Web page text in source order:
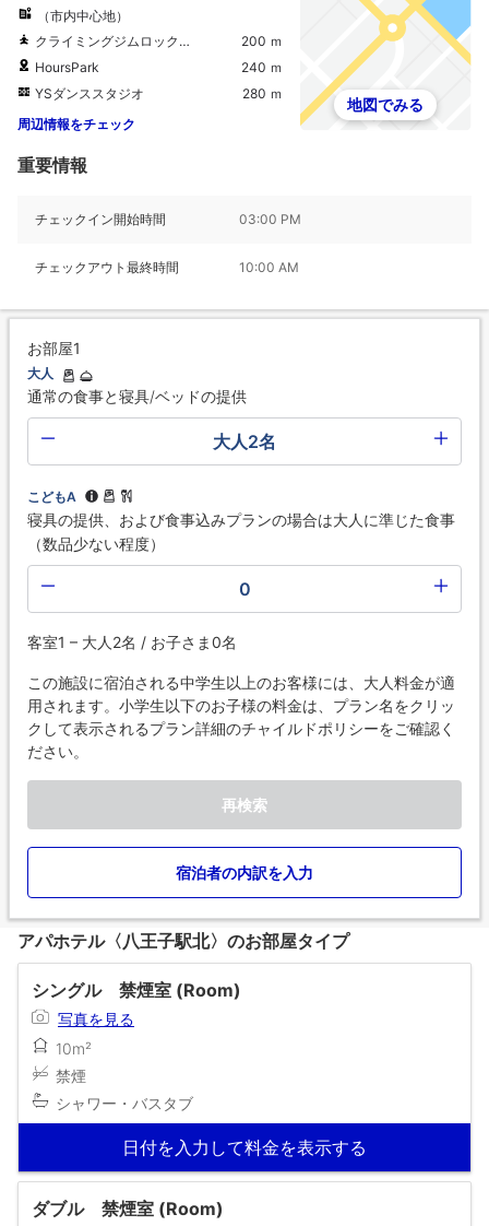
（市内中心地）
クライミングジムロックビーンズ
200 ｍ
HoursPark
240 ｍ
YSダンススタジオ
280 ｍ
周辺情報をチェック
地図でみる
重要情報
チェックイン開始時間 03:00 PM
チェックアウト最終時間 10:00 AM
お部屋1
大人
通常の食事と寝具/ベッドの提供
大人2名
こどもA
寝具の提供、および食事込みプランの場合は大人に準じた食事
（数品少ない程度）
0
客室1 – 大人2名 / お子さま0名
この施設に宿泊される中学生以上のお客様には、大人料金が適
用されます。小学生以下のお子様の料金は、プラン名をクリッ
クして表示されるプラン詳細のチャイルドポリシーをご確認く
ださい。
再検索
宿泊者の内訳を入力
アパホテル〈八王子駅北〉のお部屋タイプ
シングル 禁煙室 (Room)
写真を見る
10m²
禁煙
シャワー・バスタブ
日付を入力して料金を表示する
ダブル 禁煙室 (Room)